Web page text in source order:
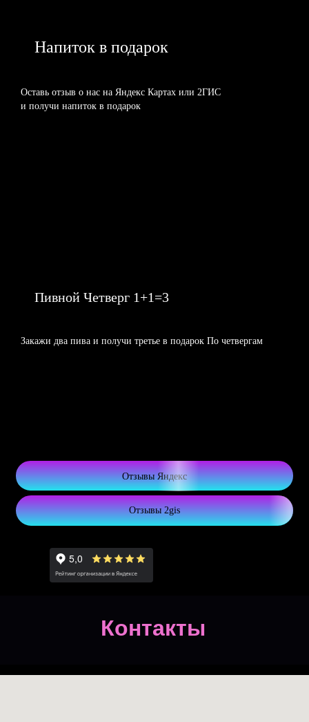
Напиток в подарок
Оставь отзыв о нас на Яндекс Картах или 2ГИС
и получи напиток в подарок
Пивной Четверг 1+1=3
Закажи два пива и получи третье в подарок По четвергам
Отзывы Яндекс
Отзывы 2gis
Контакты